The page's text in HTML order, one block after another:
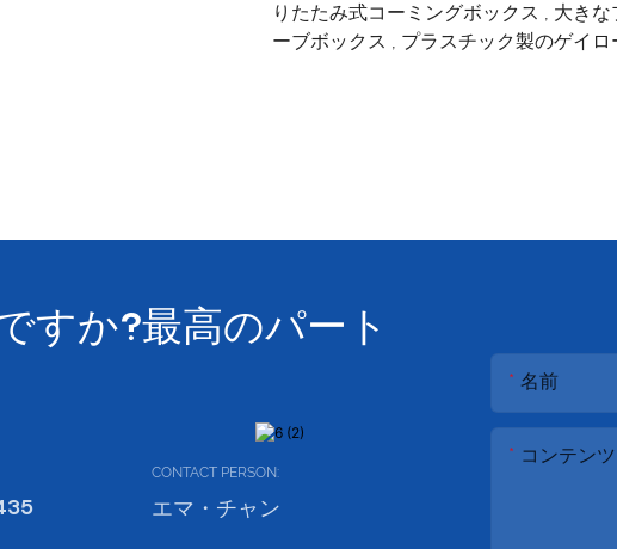
りたたみ式コーミングボックス , 大きな
ーブボックス , プラスチック製のゲイロ
すか?最高のパート
CONTACT PERSON:
エマ・チャン
名前
コンテンツ